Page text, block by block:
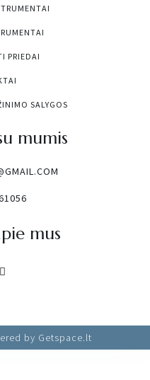
PRIEDAI
SALYGOS
mumis
mus
by Getspace.lt